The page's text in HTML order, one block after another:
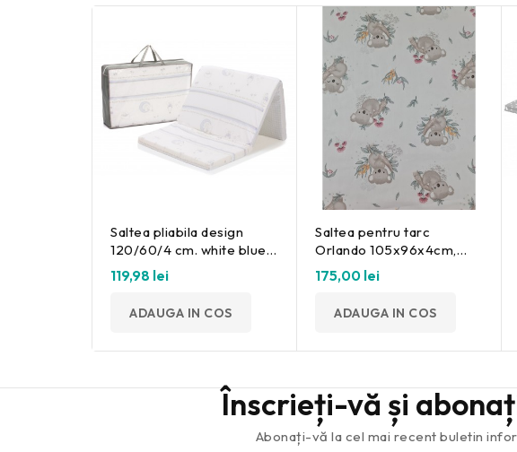
Saltea pliabila design
120/60/4 cm. white blue
Fillikid
119,98 lei
ADAUGA IN COS
Saltea pentru tarc
Orlando 105x96x4cm,
desene Kreis design
175,00 lei
ADAUGA IN COS
Înscrieți-vă și
Abonați-vă la cel mai recent buletin